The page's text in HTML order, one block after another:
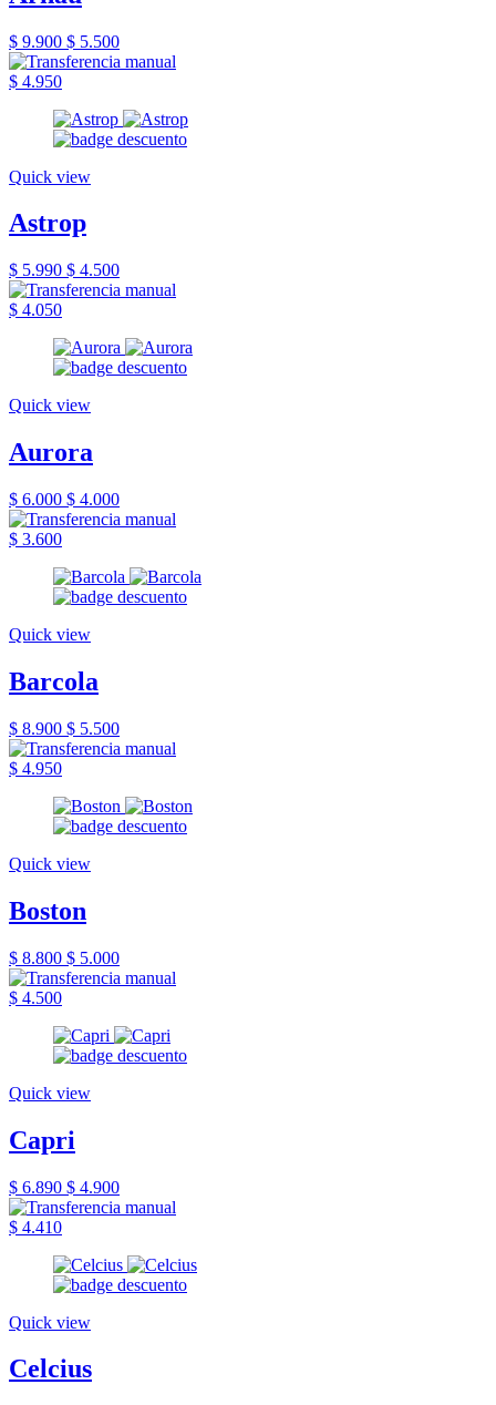
$ 9.900 $ 5.500
$ 4.950
Quick view
Astrop
$ 5.990 $ 4.500
$ 4.050
Quick view
Aurora
$ 6.000 $ 4.000
$ 3.600
Quick view
Barcola
$ 8.900 $ 5.500
$ 4.950
Quick view
Boston
$ 8.800 $ 5.000
$ 4.500
Quick view
Capri
$ 6.890 $ 4.900
$ 4.410
Quick view
Celcius